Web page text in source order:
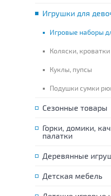
Игрушки для
Игровые наборы
Коляски, кроватки
Куклы, пупсы
Подушки сумки
Сезонные товары
Горки, домики,
палатки
Деревянные
Детская мебель